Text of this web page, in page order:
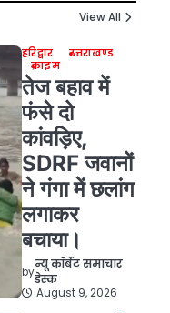
View All
हरिद्वार
उत्तराखण्ड
क्राइम
तेज बहाव में
फंसे दो
कांवड़िए,
SDRF जवानों
ने गंगा में छलांग
लगाकर
बचाया।
by
न्यू कॉर्बेट समाचार
डेस्क
August 9, 2026